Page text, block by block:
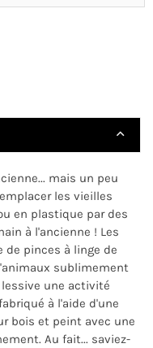
mais un peu
les vieilles
en plastique par des
à l'ancienne ! Les
de pinces à linge de
sublimement
une activité
à l'aide d'une
bois et peint avec une
Au fait... saviez-